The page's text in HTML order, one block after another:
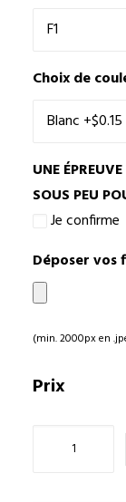
Choix de
UNE
SOUS PEU
Je confirme
Déposer vos
(min. 2000px en
Prix